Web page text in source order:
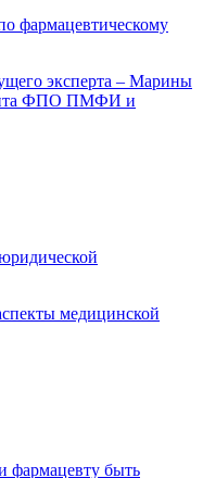
фармацевтическому
эксперта – Марины
ФПО ПМФИ и
медицинской
фармацевту быть